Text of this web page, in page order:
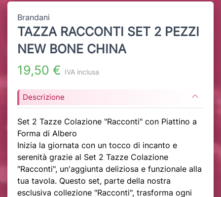
Brandani
TAZZA RACCONTI SET 2 PEZZI
NEW BONE CHINA
19,50 € IVA inclusa
Descrizione
Set 2 Tazze Colazione "Racconti" con Piattino a
Forma di Albero
Inizia la giornata con un tocco di incanto e
serenità grazie al Set 2 Tazze Colazione
"Racconti", un'aggiunta deliziosa e funzionale alla
tua tavola. Questo set, parte della nostra
esclusiva collezione "Racconti", trasforma ogni